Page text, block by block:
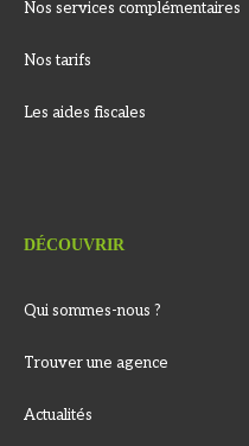
Nos services complémentaires
Nos tarifs
Les aides fiscales
DÉCOUVRIR
Qui sommes-nous ?
Trouver une agence
Actualités